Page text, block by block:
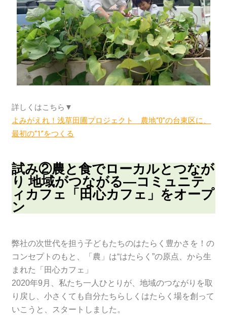
詳しくはこちら▼
よみがえれ！浅草田圃プロジェクト 農地“0”の台東区に、
最初の“1”をつくる​
試み②農と食でローカルとつなが
り 地域がつながる―コミュニテ
ィカフェ「田心カフェ」をオープ
ン
弊社の次世代を担う子どもたちのはたらく豊かさを！の
コンセプトのもと、「農」は“はたらく”の原点、から生
まれた「田心カフェ」
2020年9月、私たち一人ひとりが、地域のつながりを取
り戻し、小さくても自分たちらしくはたらく場を創って
いこうと、スタートしました。